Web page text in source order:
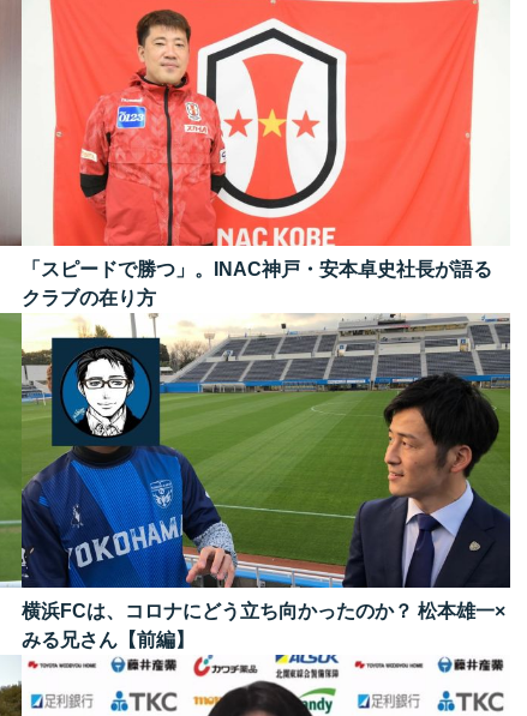
「スピードで勝つ」。INAC神戸・安本卓史社長が語る
クラブの在り方
横浜FCは、コロナにどう立ち向かったのか？ 松本雄一×
みる兄さん【前編】